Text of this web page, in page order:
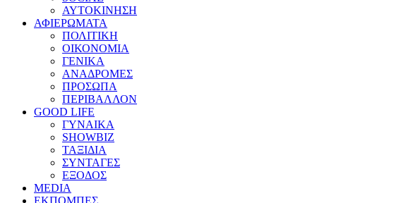
ΑΥΤΟΚΙΝΗΣΗ
ΑΦΙΕΡΩΜΑΤΑ
ΠΟΛΙΤΙΚΗ
ΟΙΚΟΝΟΜΙΑ
ΓΕΝΙΚΑ
ΑΝΑΔΡΟΜΕΣ
ΠΡΟΣΩΠΑ
ΠΕΡΙΒΑΛΛΟΝ
GOOD LIFE
ΓΥΝΑΙΚΑ
SHOWBIZ
ΤΑΞΙΔΙΑ
ΣΥΝΤΑΓΕΣ
ΕΞΟΔΟΣ
MEDIA
ΕΚΠΟΜΠΕΣ